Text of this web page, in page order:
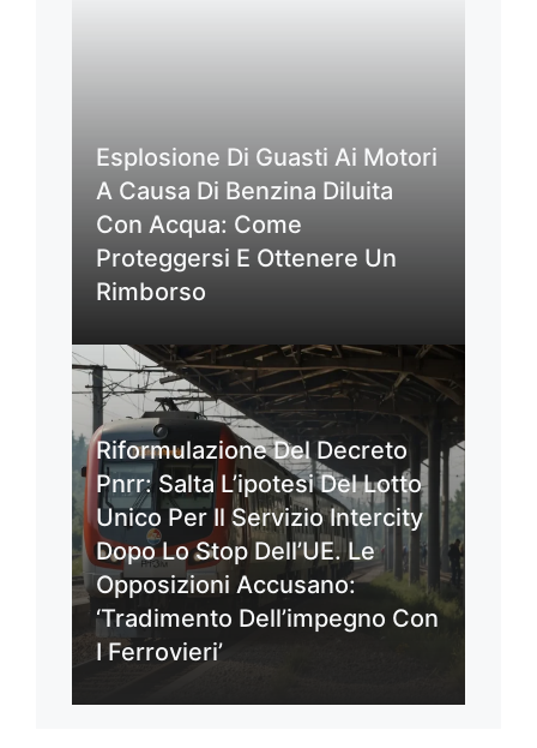
Esplosione Di Guasti Ai Motori
A Causa Di Benzina Diluita
Con Acqua: Come
Proteggersi E Ottenere Un
Rimborso
Riformulazione Del Decreto
Pnrr: Salta L’ipotesi Del Lotto
Unico Per Il Servizio Intercity
Dopo Lo Stop Dell’UE. Le
Opposizioni Accusano:
‘Tradimento Dell’impegno Con
I Ferrovieri’